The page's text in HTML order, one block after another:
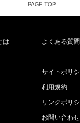
PAGE TOP
は
よくある質問
サイトポリ
利用規約
リンクポリ
お問い合わせ